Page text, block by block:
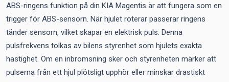
ABS-ringens funktion på din KIA Magentis är att fungera som en
trigger för ABS-sensorn. När hjulet roterar passerar ringens
tänder sensorn, vilket skapar en elektrisk puls. Denna
pulsfrekvens tolkas av bilens styrenhet som hjulets exakta
hastighet. Om en inbromsning sker och styrenheten märker att
pulserna från ett hjul plötsligt upphör eller minskar drastiskt